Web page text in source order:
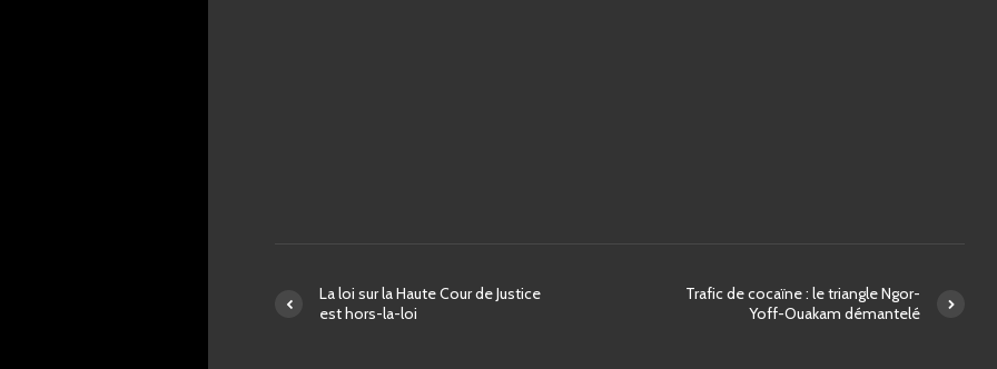
La loi sur la Haute Cour de Justice
est hors-la-loi
Trafic de cocaïne : le triangle Ngor-
Yoff-Ouakam démantelé